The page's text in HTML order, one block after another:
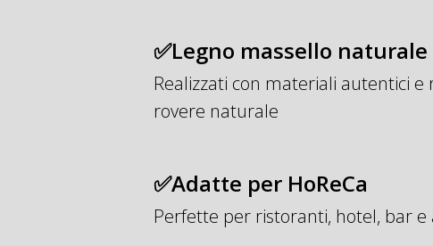
✅Legno massello naturale
Realizzati con materiali autentici e
rovere naturale
✅Adatte per HoReCa
Perfette per ristoranti, hotel, bar